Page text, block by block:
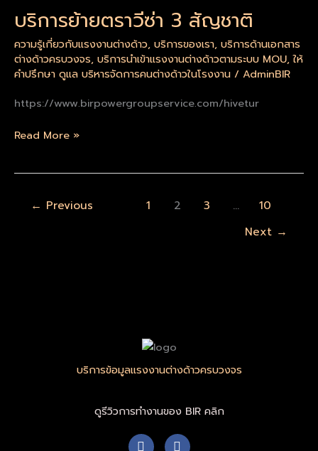
จำนวน
10
คน
ณ
ด่าน
หนองคาย
บริการย้ายตราวีซ่า 3 สัญชาติ
ความรู้เกี่ยวกับแรงงานต่างด้าว, บริการของเรา, บริการด้านเอกสาร
ต่างด้าวครบวงจร, บริการนำเข้าแรงงานต่างด้าวตามระบบ MOU,ให้
คำปรึกษา ดูแล บริหารจัดการคนต่างด้าวในโรงงาน / AdminBIR
https://www.birpowergroupservice.com/hivetur
ตรา
3
สัญชาติ
Read More »
← Previous 1 2 3 …
10
Next →
บริการข้อมูลแรงงานต่างด้าวครบวงจร
ดูรีวิวการทำงานของ BIR คลิก
F W